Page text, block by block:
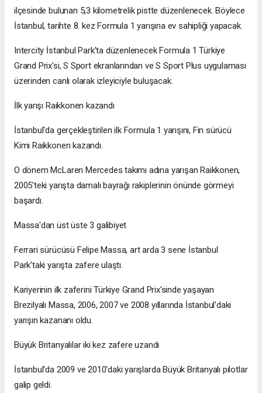
ilçesinde bulunan 5,3 kilometrelik pistte düzenlenecek. Böylece
İstanbul, tarihte 8. kez Formula 1 yarışına ev sahipliği yapacak.
Intercity İstanbul Park’ta düzenlenecek Formula 1 Türkiye
Grand Prix'si, S Sport ekranlarından ve S Sport Plus uygulaması
üzerinden canlı olarak izleyiciyle buluşacak.
İlk yarışı Raikkonen kazandı
İstanbul'da gerçekleştirilen ilk Formula 1 yarışını, Fin sürücü
Kimi Raikkonen kazandı.
O dönem McLaren Mercedes takımı adına yarışan Raikkonen,
2005'teki yarışta damalı bayrağı rakiplerinin önünde görmeyi
başardı.
Massa'dan üst üste 3 galibiyet
Ferrari sürücüsü Felipe Massa, art arda 3 sene İstanbul
Park'taki yarışta zafere ulaştı.
Kariyerinin ilk zaferini Türkiye Grand Prix'sinde yaşayan
Brezilyalı Massa, 2006, 2007 ve 2008 yıllarında İstanbul'daki
yarışın kazananı oldu.
Büyük Britanyalılar iki kez zafere uzandı
İstanbul'da 2009 ve 2010'daki yarışlarda Büyük Britanyalı pilotlar
galip geldi.